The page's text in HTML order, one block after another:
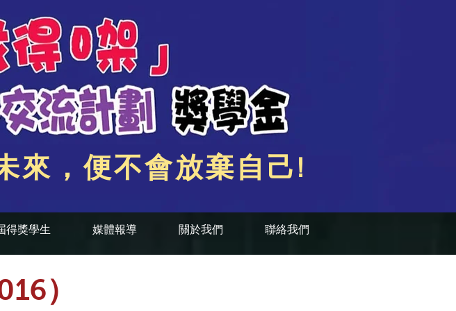
來，便不會放棄自己!
得獎學生 媒體報導 關於我們 聯絡我們
）